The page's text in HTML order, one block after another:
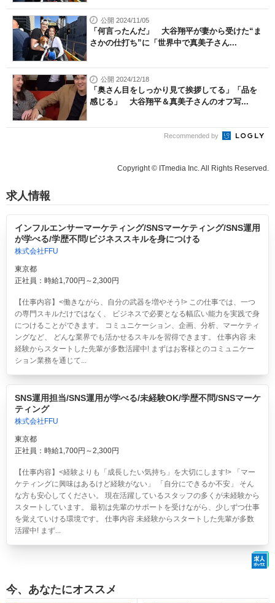
公開 2024/11/05
「何言ったんだ」 大谷翔平が妻から受けた“ま
さかの仕打ち”に「世界中で真美子さん...
公開 2024/12/18
「奥さん目をしっかり見て挨拶してる」「品を
感じる」 大谷翔平＆真美子さんのオフ写...
Recommended by
Copyright © ITmedia Inc. All Rights Reserved.
求人情報
インフルエンサーマーケティング/SNSマーケティング/SNS運用
が学べる/学歴不問/ビジネススキルを身につける
株式会社FFU
東京都
正社員：時給1,700円～2,300円
【仕事内容】<働きながら、自分の武器を増やそう!> この仕事では、一つ
の専門スキルだけではなく、 ビジネスで必要となる幅広い能力を実践で身
につけることができます。 コミュニケーション、企画、分析、マーケティ
ングなど、 どんな業界でも活かせるスキルを習得できます。 仕事内容 未
経験からスタートした先輩が多数活躍中! まずはお客様とのコミュニケー
ション業務を通じて...
SNS運用担当/SNS運用が学べる/未経験OK/学歴不問/SNSマーケ
ティング
株式会社FFU
東京都
正社員：時給1,700円～2,300円
【仕事内容】<経験よりも「成長したい気持ち」を大切にします!> 「マー
ケティングに興味はあるけど経験がない」 「自分にできるか不安」 そん
な方も安心してください。 現在活躍しているスタッフの多くが未経験から
スタートしています。 最初は先輩のサポートを受けながら、少しずつ仕事
を覚えていける環境です。 仕事内容 未経験からスタートした先輩が多数
活躍中! まず...
今、あなたにオススメ